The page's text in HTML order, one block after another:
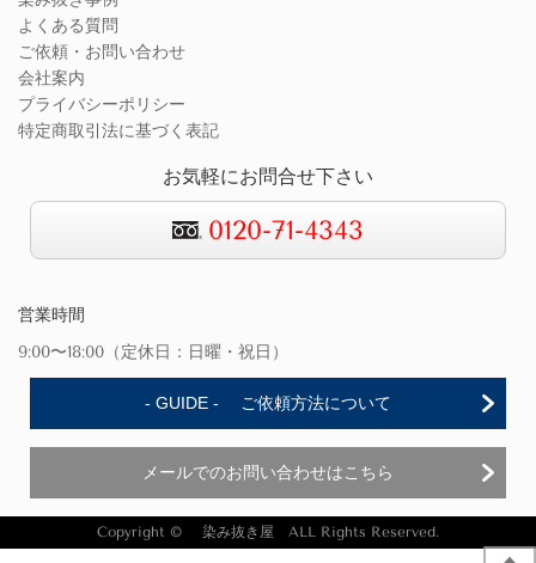
よくある質問
ご依頼・お問い合わせ
会社案内
プライバシーポリシー
特定商取引法に基づく表記
お気軽にお問合せ下さい
0120-71-4343
営業時間
9:00〜18:00（定休日：日曜・祝日）
- GUIDE - ご依頼方法について
メールでのお問い合わせはこちら
Copyright © 染み抜き屋 ALL Rights Reserved.